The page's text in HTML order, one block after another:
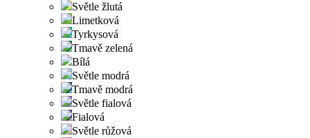
Světle žlutá
Limetková
Tyrkysová
Tmavě zelená
Bílá
Světle modrá
Tmavě modrá
Světle fialová
Fialová
Světle růžová